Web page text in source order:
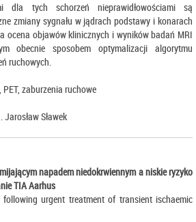
dla tych schorzeń nieprawidłowościami są
zmiany sygnału w jądrach podstawy i konarach
ocena objawów klinicznych i wyników badań MRI
obecnie sposobem optymalizacji algorytmu
ruchowych.
PET, zaburzenia ruchowe
Sławek
napadem niedokrwiennym a niskie ryzyko
TIA Aarhus
urgent treatment of transient ischaemic